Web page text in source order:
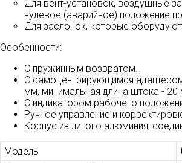
Для вент-установок, воздушные
нулевое (аварийное) положение
Для заслонок, которые
Особенности:
С пружинным возвратом.
С самоцентрирующимся
мм, минимальная длина штока - 20
С индикатором рабочего
Ручное управление и
Корпус из литого алюминия,
Модель